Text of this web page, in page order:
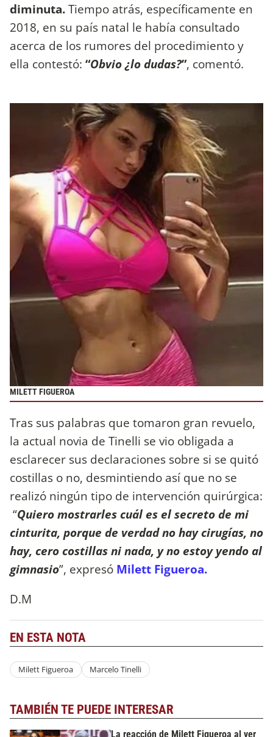
diminuta.Tiempo atrás, específicamente en
2018, en su país natal le había consultado
acerca de los rumores del procedimiento y
ella contestó: “Obvio ¿lo dudas?”, comentó.
MILETT FIGUEROA
Tras sus palabras que tomaron gran revuelo,
la actual novia de Tinelli se vio obligada a
esclarecer sus declaraciones sobre si se quitó
costillas o no, desmintiendo así que no se
realizó ningún tipo de intervención quirúrgica:
“Quiero mostrarles cuál es el secreto de mi
cinturita, porque de verdad no hay cirugías, no
hay, cero costillas ni nada, y no estoy yendo al
gimnasio”, expresó Milett Figueroa.
D.M
EN ESTA NOTA
Milett Figueroa Marcelo Tinelli
TAMBIÉN TE PUEDE INTERESAR
La reacción de Milett Figueroa al ver